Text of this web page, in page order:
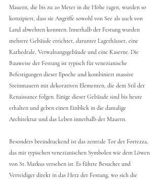
Mauern, die bis zu 20 Meter in die Höhe ragen, wurden so
konzipiert, dass sie Angriffe sowohl von See als auch von
Land abwehren konnten. Innerhalb der Festung wurden
mehrere Gebäude errichtet, darunter Lagerhäuser, eine
Kathedrale, Verwaltungsgebäude und eine Kaserne. Die
Bauweise der Festung ist typisch für venezianische
Befestigungen dieser Epoche und kombiniert massive
Steinmauern mit dekorativen Elementen, die dem Stil der
Renaissance folgen. Einige dieser Gebäude sind bis heute
erhalten und geben einen Einblick in die damalige
Architektur und das Leben innerhalb der Mauern.
Besonders beeindruckend ist das zentrale Tor der Fortezza,
das mit typischen venezianischen Symbolen wie dem Löwen
von St. Markus versehen ist. Es führte Besucher und
Verteidiger direkt in das Herz der Festung, wo sich die